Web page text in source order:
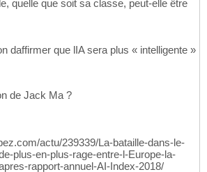
quelle que soit sa classe, peut-elle être
daffirmer que lIA sera plus « intelligente »
de Jack Ma ?
actu/239339/La-bataille-dans-le-
plus-en-plus-rage-entre-l-Europe-la-
rapport-annuel-AI-Index-2018/